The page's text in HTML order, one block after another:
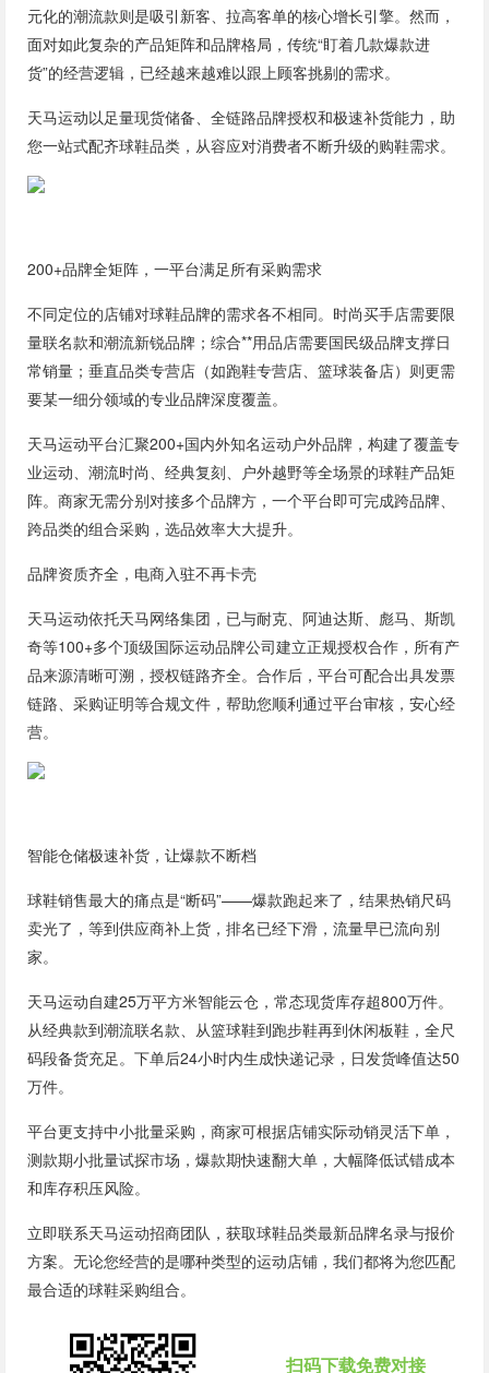
元化的潮流款则是吸引新客、拉高客单的核心增长引擎。然而，
面对如此复杂的产品矩阵和品牌格局，传统“盯着几款爆款进
货”的经营逻辑，已经越来越难以跟上顾客挑剔的需求。
天马运动以足量现货储备、全链路品牌授权和极速补货能力，助
您一站式配齐球鞋品类，从容应对消费者不断升级的购鞋需求。
200+品牌全矩阵，一平台满足所有采购需求
不同定位的店铺对球鞋品牌的需求各不相同。时尚买手店需要限
量联名款和潮流新锐品牌；综合**用品店需要国民级品牌支撑日
常销量；垂直品类专营店（如跑鞋专营店、篮球装备店）则更需
要某一细分领域的专业品牌深度覆盖。
天马运动平台汇聚200+国内外知名运动户外品牌，构建了覆盖专
业运动、潮流时尚、经典复刻、户外越野等全场景的球鞋产品矩
阵。商家无需分别对接多个品牌方，一个平台即可完成跨品牌、
跨品类的组合采购，选品效率大大提升。
品牌资质齐全，电商入驻不再卡壳
天马运动依托天马网络集团，已与耐克、阿迪达斯、彪马、斯凯
奇等100+多个顶级国际运动品牌公司建立正规授权合作，所有产
品来源清晰可溯，授权链路齐全。合作后，平台可配合出具发票
链路、采购证明等合规文件，帮助您顺利通过平台审核，安心经
营。
智能仓储极速补货，让爆款不断档
球鞋销售最大的痛点是“断码”——爆款跑起来了，结果热销尺码
卖光了，等到供应商补上货，排名已经下滑，流量早已流向别
家。
天马运动自建25万平方米智能云仓，常态现货库存超800万件。
从经典款到潮流联名款、从篮球鞋到跑步鞋再到休闲板鞋，全尺
码段备货充足。下单后24小时内生成快递记录，日发货峰值达50
万件。
平台更支持中小批量采购，商家可根据店铺实际动销灵活下单，
测款期小批量试探市场，爆款期快速翻大单，大幅降低试错成本
和库存积压风险。
立即联系天马运动招商团队，获取球鞋品类最新品牌名录与报价
方案。无论您经营的是哪种类型的运动店铺，我们都将为您匹配
最合适的球鞋采购组合。
扫码下载免费对接